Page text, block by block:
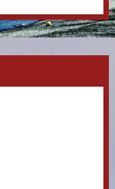
autre que
pas participer
obligatoire
sur les